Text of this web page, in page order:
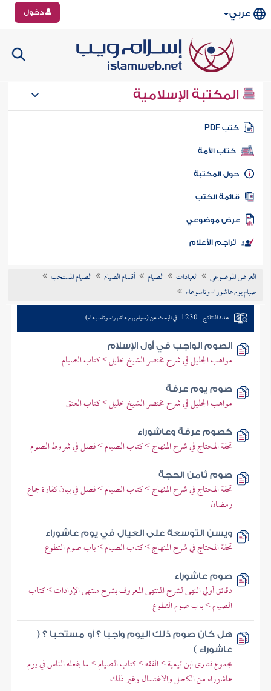
عربي دخول
المكتبة الإسلامية
كتب PDF
كتاب الأمة
المكتبة
الكتب
موضوعي
تراجم الأعلام
العرض الموضوعي العبادات الصيام أقسام الصيام
الصيام المستحب
صيام يوم عاشوراء وتاسوعاء
عدد النتائج : 1230 في البحث عن (صيام يوم عاشوراء وتاسوعاء)
الصوم الواجب في أول الإسلام
مواهب الجليل في شرح مختصر الشيخ خليل > كتاب الصيام
صوم يوم عرفة
مواهب الجليل في شرح مختصر الشيخ خليل > كتاب العتق
كصوم عرفة وعاشوراء
تحفة المحتاج في شرح المنهاج > كتاب الصيام > فصل في شروط الصوم
صوم ثامن الحجة
تحفة المحتاج في شرح المنهاج > كتاب الصيام > فصل في بيان كفارة جماع
رمضان
ويسن التوسعة على العيال في يوم عاشوراء
تحفة المحتاج في شرح المنهاج > كتاب الصيام > باب صوم التطوع
صوم عاشوراء
دقائق أولي النهى لشرح المنتهى المعروف بشرح منتهى الإرادات > كتاب
الصيام > باب صوم التطوع
هل كان صوم ذلك اليوم واجبا ؟ أو مستحبا ؟ (
عاشوراء )
مجموع فتاوى ابن تيمية > الفقه > كتاب الصيام > ما يفعله الناس في يوم
عاشوراء من الكحل والاغتسال وغير ذلك